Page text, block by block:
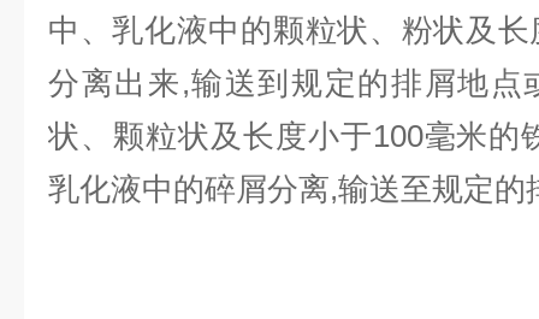
中、乳化液中的颗粒状、粉状及
分离出来,输送到规定的排屑地点
状、颗粒状及长度小于100毫米的
乳化液中的碎屑分离,输送至规定的